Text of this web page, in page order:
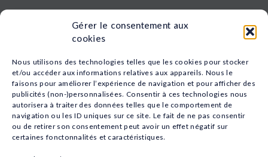
Gérer le consentement aux
cookies
Nous utilisons des technologies telles que les cookies pour stocker
et/ou accéder aux informations relatives aux appareils. Nous le
faisons pour améliorer l’expérience de navigation et pour afficher des
publicités (non-)personnalisées. Consentir à ces technologies nous
autorisera à traiter des données telles que le comportement de
navigation ou les ID uniques sur ce site. Le fait de ne pas consentir
ou de retirer son consentement peut avoir un effet négatif sur
certaines fonctonnalités et caractéristiques.
Financement
Qui sommes-nous
Actualités
Nos études
Recrutement
Nos domaines
Animation